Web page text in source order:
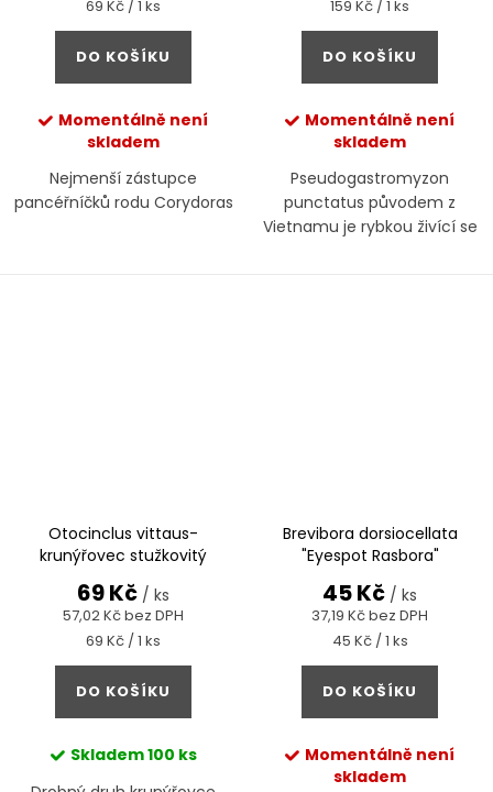
Měrná
cena:
69 Kč / 1 ks
DO KOŠÍKU
Momentálně není
skladem
Nejmenší zástupce
pancéřníčků rodu Corydoras
Měrná
cena:
159 Kč / 1 ks
DO KOŠÍKU
Momentálně není
skladem
Pseudogastromyzon
punctatus původem z
Vietnamu je rybkou živící se
Otocinclus vittaus-
krunýřovec stužkovitý
57,02 Kč bez DPH
69 Kč / ks
Měrná
cena:
69 Kč / 1 ks
DO KOŠÍKU
Skladem100 ks
Brevibora dorsiocellata
"Eyespot Rasbora"
37,19 Kč bez DPH
45 Kč / ks
Měrná
cena:
45 Kč / 1 ks
DO KOŠÍKU
Momentálně není
skladem